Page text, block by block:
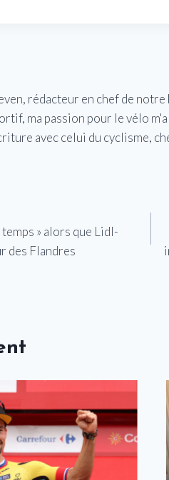
rédacteur en chef de
ma passion pour le vélo
avec celui du cyclisme,
» alors que Lidl-
des Flandres